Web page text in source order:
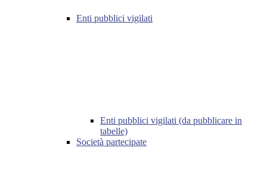
Enti pubblici vigilati
Enti pubblici vigilati (da pubblicare in
tabelle)
Società partecipate